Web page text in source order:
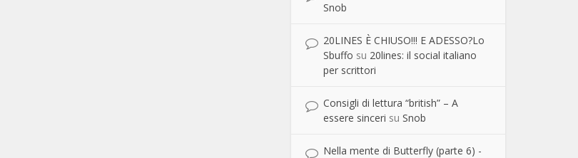
Snob
20LINES È CHIUSO!!! E ADESSO?Lo
Sbuffo su 20lines: il social italiano
per scrittori
Consigli di lettura “british” – A
essere sinceri su Snob
Nella mente di Butterfly (parte 6) -